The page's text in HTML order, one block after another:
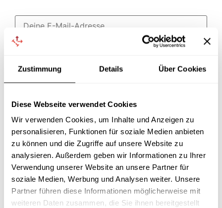
Zustimmung Details Über Cookies
Diese Webseite verwendet Cookies
Wir verwenden Cookies, um Inhalte und Anzeigen zu
personalisieren, Funktionen für soziale Medien anbieten
zu können und die Zugriffe auf unsere Website zu
analysieren. Außerdem geben wir Informationen zu Ihrer
Verwendung unserer Website an unsere Partner für
soziale Medien, Werbung und Analysen weiter. Unsere
Partner führen diese Informationen möglicherweise mit
weiteren Daten zusammen, die Sie ihnen bereitgestellt
Dein Ansprechpartner
Dr. Kluge Seminare für Betriebsräte GmbH
Schiffgraben 17
30159 Hannover
Fon 0511 / 54 39 21 66